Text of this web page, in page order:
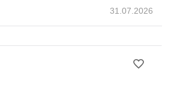
31.07.2026